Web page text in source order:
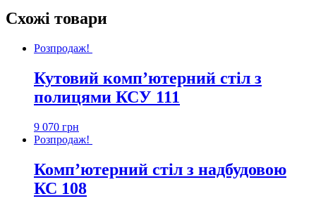
Схожі товари
Розпродаж!
Кутовий комп’ютерний стіл з
полицями КСУ 111
9 070 грн
Розпродаж!
Комп’ютерний стіл з надбудовою
КС 108